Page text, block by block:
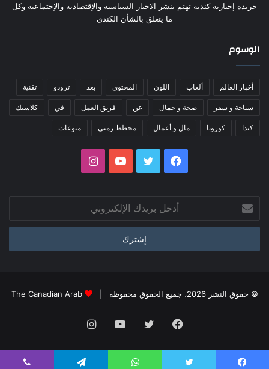
جريدة إخبارية كندية تهتم بنشر الاخبار السياسية والإقتصادية والإجتماعية وكل
ما يتعلق بالشأن الكندي
الوسوم
أخبار العالم ألعاب اللون المحتوى بعد ترودو تقنية
سياحة و سفر صحة و جمال عن فريق العمل في كلاسيك
كندا كورونا مال و أعمال مخطط زمني منوعات
فيسبوك تويتر يوتيوبانستقرام
بريدك
الإلكتروني
© حقوق النشر 2026، جميع الحقوق محفوظة | The Canadian Arab
فيسبوك تويتر يوتيوبانستقرام